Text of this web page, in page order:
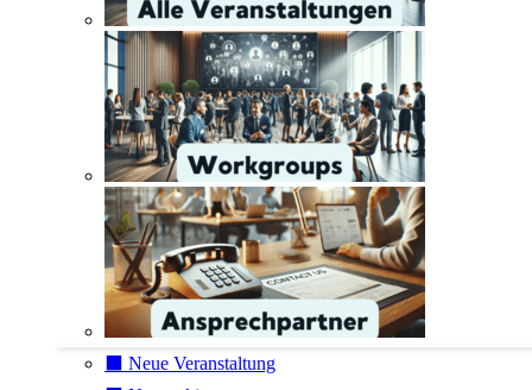
⬛️ Neue Veranstaltung